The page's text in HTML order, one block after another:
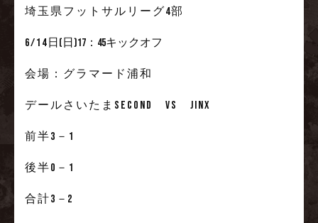
埼玉県フットサルリーグ4部
6/14 日(日)17：45キックオフ
会場：グラマード浦和
デールさいたまSecond VS jinx
前半3－1
後半0－1
合計3 －2